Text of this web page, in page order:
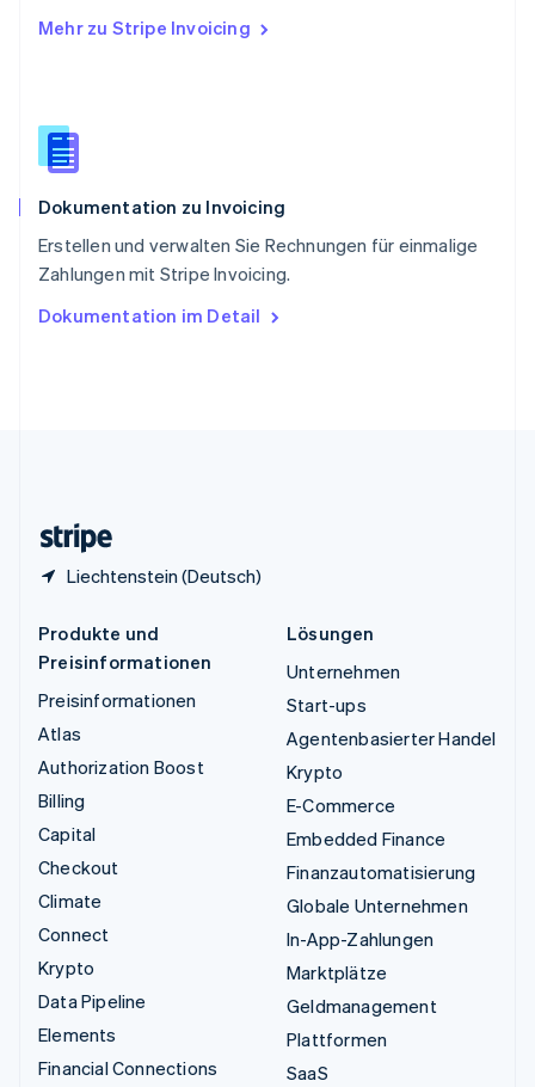
Mehr zu Stripe Invoicing
Dokumentation zu Invoicing
Erstellen und verwalten Sie Rechnungen für einmalige
Zahlungen mit Stripe Invoicing.
Dokumentation im Detail
Liechtenstein (Deutsch)
Slowenien
English
Spanien
Thailand
Tschechische Republik
English
English
Produkte und
Preisinformationen
Preisinformationen
Atlas
Authorization Boost
Billing
Capital
Checkout
Climate
Connect
Krypto
Data Pipeline
Elements
Financial Connections
Lösungen
Unternehmen
Start-ups
Agentenbasierter Handel
Krypto
E-Commerce
Embedded Finance
Finanzautomatisierung
Globale Unternehmen
In-App-Zahlungen
Marktplätze
Geldmanagement
Plattformen
SaaS